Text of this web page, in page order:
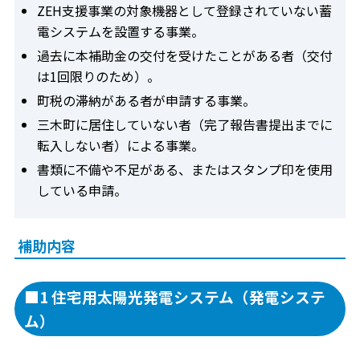
ZEH支援事業の対象機器として登録されていない蓄
電システムを設置する事業。
過去に本補助金の交付を受けたことがある者（交付
は1回限りのため）。
町税の滞納がある者が申請する事業。
三木町に居住していない者（完了報告書提出までに
転入しない者）による事業。
書類に不備や不足がある、またはスタンプ印を使用
している申請。
補助内容
■1 住宅用太陽光発電システム（発電システ
ム）